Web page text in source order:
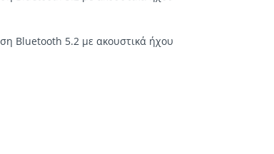
Bluetooth 5.2 με ακουστικά ήχου